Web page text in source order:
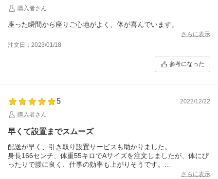
購入者さん
座った瞬間から座りご心地がよく、体が喜んでいます。
さらに表示
注文日：2023/01/18
参考になった
5
2022/12/22
購入者さん
早くて設置までスムーズ
配送が早く、引き取り設置サービスも助かりました。
身長166センチ、体重55キロでAサイズを注文しましたが、体にぴ
ったりで腰に良く、仕事の効率も上がりそうです。
さらに表示